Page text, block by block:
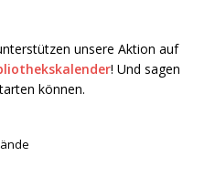
unsere Aktion auf
! Und sagen
können.